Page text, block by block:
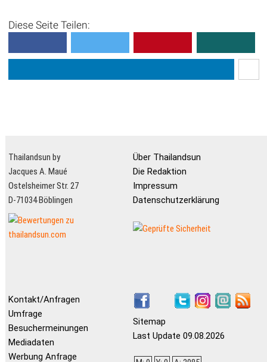
Diese Seite Teilen:
Thailandsun by
Jacques A. Maué
Ostelsheimer Str. 27
D-71034 Böblingen
Über Thailandsun
Die Redaktion
Impressum
Datenschutzerklärung
Kontakt/Anfragen
Umfrage
Besuchermeinungen
Mediadaten
Werbung Anfrage
Sitemap
Last Update 09.08.2026